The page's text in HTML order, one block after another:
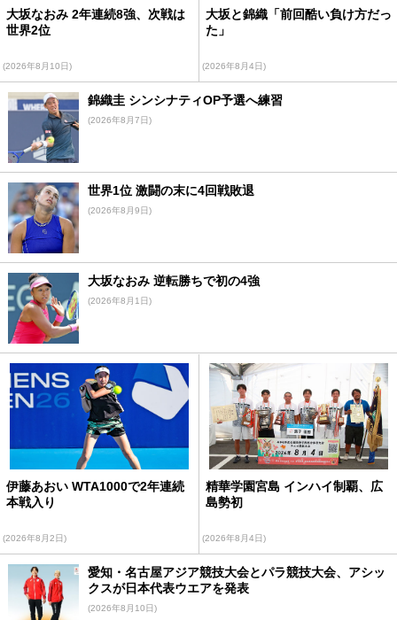
大坂なおみ 2年連続8強、次戦は
世界2位
(2026年8月10日)
大坂と錦織「前回酷い負け方だっ
た」
(2026年8月4日)
錦織圭 シンシナティOP予選へ練習
(2026年8月7日)
世界1位 激闘の末に4回戦敗退
(2026年8月9日)
大坂なおみ 逆転勝ちで初の4強
(2026年8月1日)
伊藤あおい WTA1000で2年連続
本戦入り
(2026年8月2日)
精華学園宮島 インハイ制覇、広
島勢初
(2026年8月4日)
愛知・名古屋アジア競技大会とパラ競技大会、アシッ
クスが日本代表ウエアを発表
(2026年8月10日)